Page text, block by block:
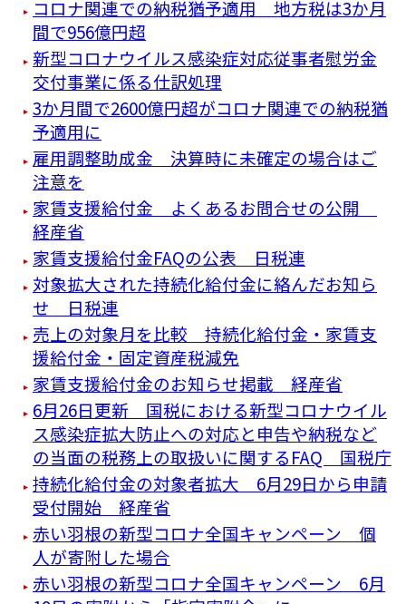
コロナ関連での納税猶予適用 地方税は3か月
間で956億円超
新型コロナウイルス感染症対応従事者慰労金
交付事業に係る仕訳処理
3か月間で2600億円超がコロナ関連での納税猶
予適用に
雇用調整助成金 決算時に未確定の場合はご
注意を
家賃支援給付金 よくあるお問合せの公開
経産省
家賃支援給付金FAQの公表 日税連
対象拡大された持続化給付金に絡んだお知ら
せ 日税連
売上の対象月を比較 持続化給付金・家賃支
援給付金・固定資産税減免
家賃支援給付金のお知らせ掲載 経産省
6月26日更新 国税における新型コロナウイル
ス感染症拡大防止への対応と申告や納税など
の当面の税務上の取扱いに関するFAQ 国税庁
持続化給付金の対象者拡大 6月29日から申請
受付開始 経産省
赤い羽根の新型コロナ全国キャンペーン 個
人が寄附した場合
赤い羽根の新型コロナ全国キャンペーン 6月